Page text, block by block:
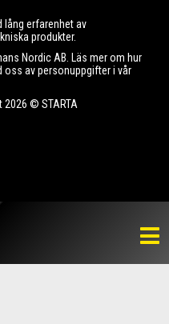
lång erfarenhet av
produkter.
Nordic AB. Läs mer om hur
oss av personuppgifter i vår
2026 © STARTA